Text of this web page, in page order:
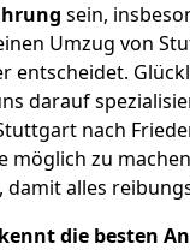
sein,
Umzug von
entscheidet.
darauf
nach
möglich zu
, damit alles
die besten